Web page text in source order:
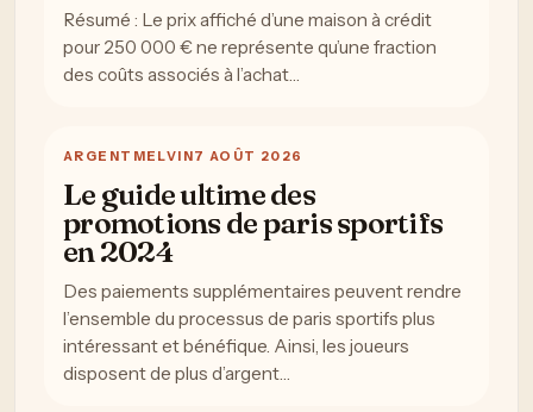
Résumé : Le prix affiché d’une maison à crédit
pour 250 000 € ne représente qu’une fraction
des coûts associés à l’achat…
ARGENT MELVIN7 AOÛT 2026
Le guide ultime des
promotions de paris sportifs
en 2024
Des paiements supplémentaires peuvent rendre
l’ensemble du processus de paris sportifs plus
intéressant et bénéfique. Ainsi, les joueurs
disposent de plus d’argent…